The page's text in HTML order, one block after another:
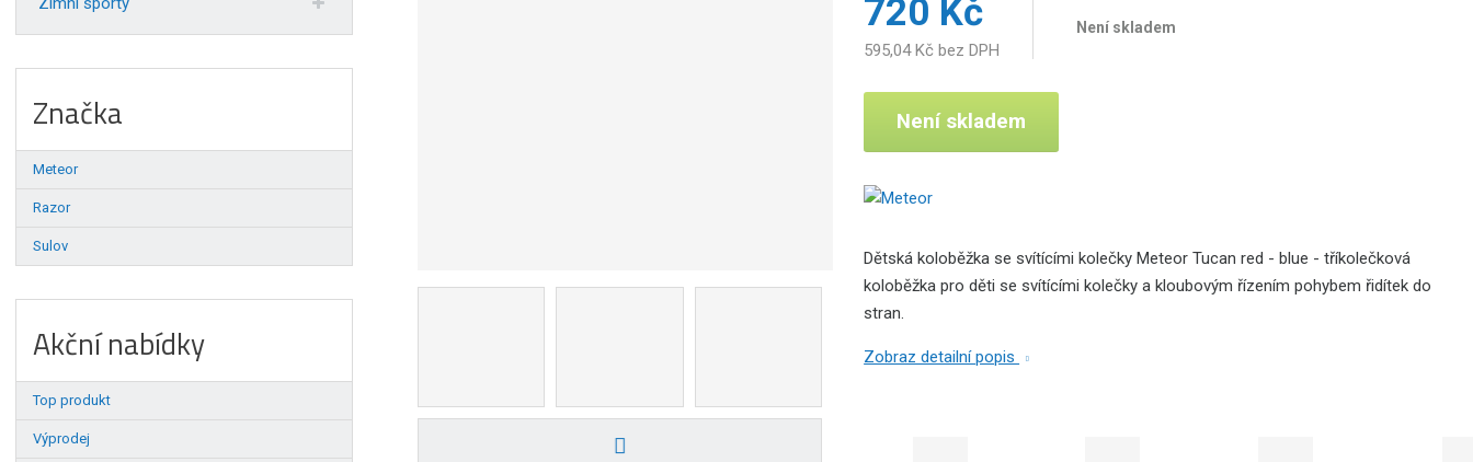
720 Kč
595,04 Kč bez DPH
Není skladem
Není skladem
Dětská koloběžka se svítícími kolečky Meteor Tucan red - blue - tříkolečková
koloběžka pro děti se svítícími kolečky a kloubovým řízením pohybem řidítek do
stran.
Zobraz detailní popis
Značka
Meteor
Razor
Sulov
Akční nabídky
Top produkt
Výprodej